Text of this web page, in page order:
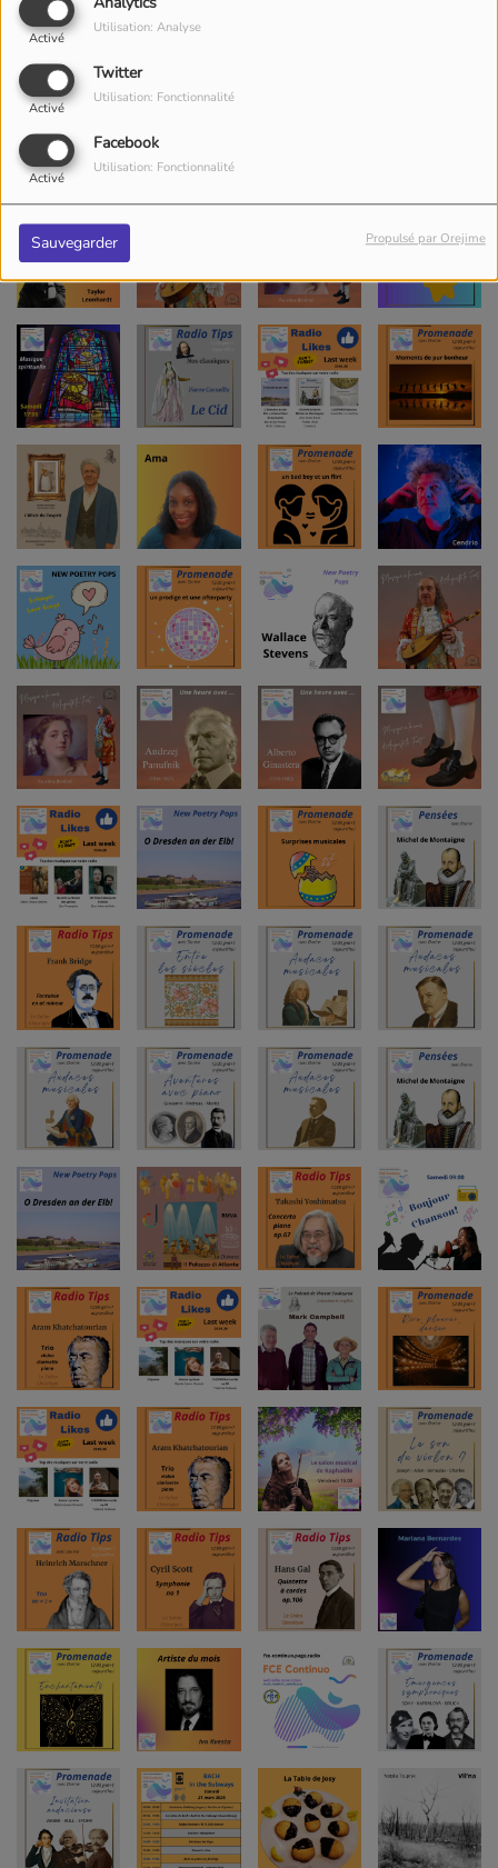
Activé
Utilisation: Analyse
Twitter
Activé
Utilisation: Fonctionnalité
Facebook
Activé
Utilisation: Fonctionnalité
Sauvegarder Propulsé par Orejime